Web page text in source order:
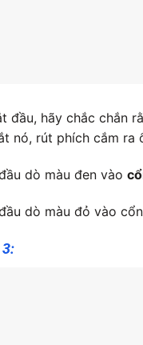
đầu, hãy chắc chắn
nó, rút ​​phích cắm ra
dò màu đen vào
dò màu đỏ vào